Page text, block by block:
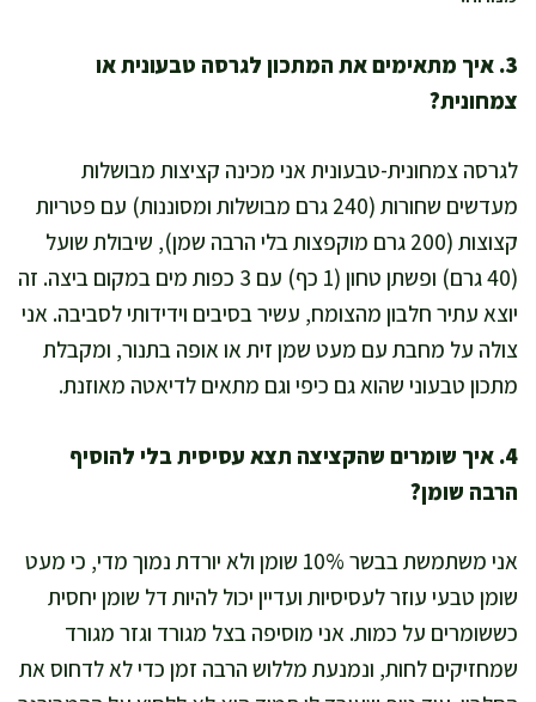
3. איך מתאימים את המתכון לגרסה טבעונית או
צמחונית?
לגרסה צמחונית-טבעונית אני מכינה קציצות מבושלות
מעדשים שחורות (240 גרם מבושלות ומסוננות) עם פטריות
קצוצות (200 גרם מוקפצות בלי הרבה שמן), שיבולת שועל
(40 גרם) ופשתן טחון (1 כף) עם 3 כפות מים במקום ביצה. זה
יוצא עתיר חלבון מהצומח, עשיר בסיבים וידידותי לסביבה. אני
צולה על מחבת עם מעט שמן זית או אופה בתנור, ומקבלת
מתכון טבעוני שהוא גם כיפי וגם מתאים לדיאטה מאוזנת.
4. איך שומרים שהקציצה תצא עסיסית בלי להוסיף
הרבה שומן?
אני משתמשת בבשר 10% שומן ולא יורדת נמוך מדי, כי מעט
שומן טבעי עוזר לעסיסיות ועדיין יכול להיות דל שומן יחסית
כששומרים על כמות. אני מוסיפה בצל מגורד וגזר מגורד
שמחזיקים לחות, ונמנעת מללוש הרבה זמן כדי לא לדחוס את